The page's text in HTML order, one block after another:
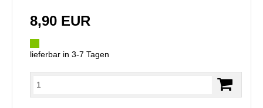
8,90 EUR
lieferbar in 3-7 Tagen